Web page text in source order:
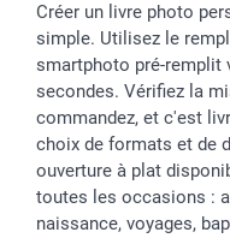
Créer un livre photo
simple. Utilisez le
smartphoto pré-remplit
secondes. Vérifiez la
commandez, et c'est
choix de formats et de
ouverture à plat
toutes les occasions :
naissance, voyages,